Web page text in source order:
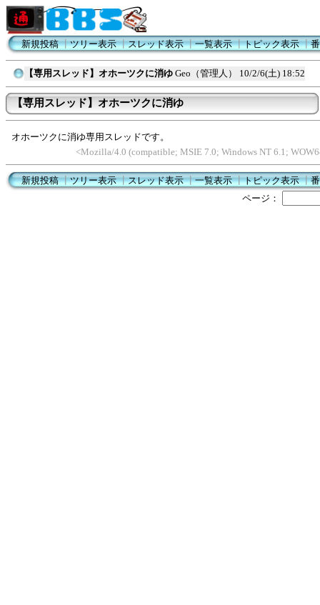
新規投稿┃ツリー表示┃スレッド表示┃一覧表示┃トピック表示┃
【専用スレッド】オホーツクに消ゆ Geo（管理人） 10/2/6(土) 18:52
【専用スレッド】オホーツクに消ゆ
オホーツクに消ゆ専用スレッドです。
<Mozilla/4.0 (compatible; MSIE 7.0; Windows NT 6.1;
新規投稿┃ツリー表示┃スレッド表示┃一覧表示┃トピック表示┃
ページ：